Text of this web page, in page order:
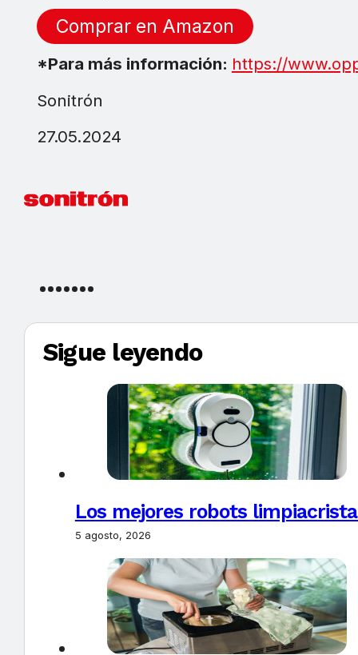
Comprar en Amazon
*Para más información: https://
Sonitrón
27.05.2024
Sigue leyendo
Los mejores robots
5 agosto, 2026